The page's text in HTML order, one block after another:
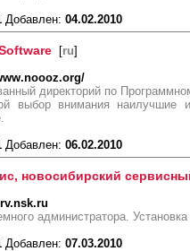
Добавлен: 04.02.2010
[ru]
директорий по
выбор внимания наилучшие
Добавлен: 06.02.2010
новосибирский
администратора.
Добавлен: 07.03.2010